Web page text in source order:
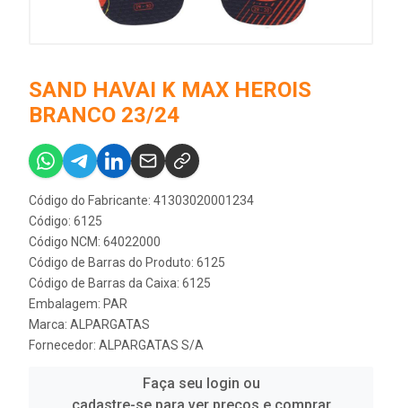
SAND HAVAI K MAX HEROIS
BRANCO 23/24
Código do Fabricante: 41303020001234
Código: 6125
Código NCM: 64022000
Código de Barras do Produto: 6125
Código de Barras da Caixa: 6125
Embalagem: PAR
Marca: ALPARGATAS
Fornecedor: ALPARGATAS S/A
Faça seu login ou